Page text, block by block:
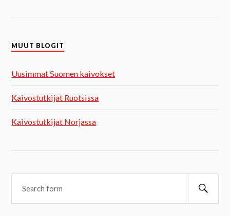
MUUT BLOGIT
Uusimmat Suomen kaivokset
Kaivostutkijat Ruotsissa
Kaivostutkijat Norjassa